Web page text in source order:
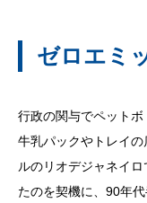
ゼロエミ
行政の関与でペット
牛乳パックやトレイ
ルのリオデジャネイ
たのを契機に、90年